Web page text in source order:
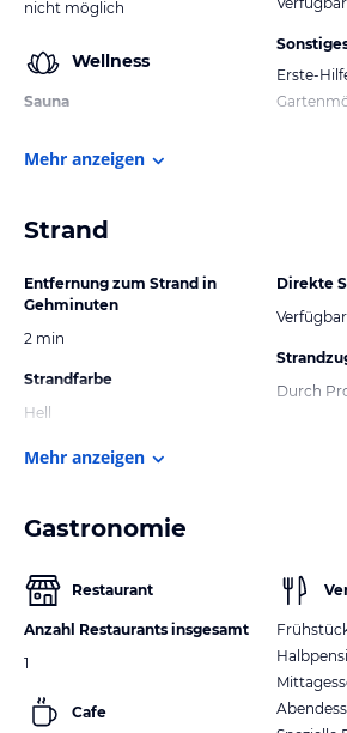
nicht möglich
Wellness
Sauna
Erste-
Mehr anzeigen
Strand
Entfernung zum Strand in
Gehminuten
2 min
Strandfarbe
Hell
Direkte
Verfügbar
Durch
Mehr anzeigen
Gastronomie
Restaurant
Anzahl Restaurants insgesamt
1
Cafe